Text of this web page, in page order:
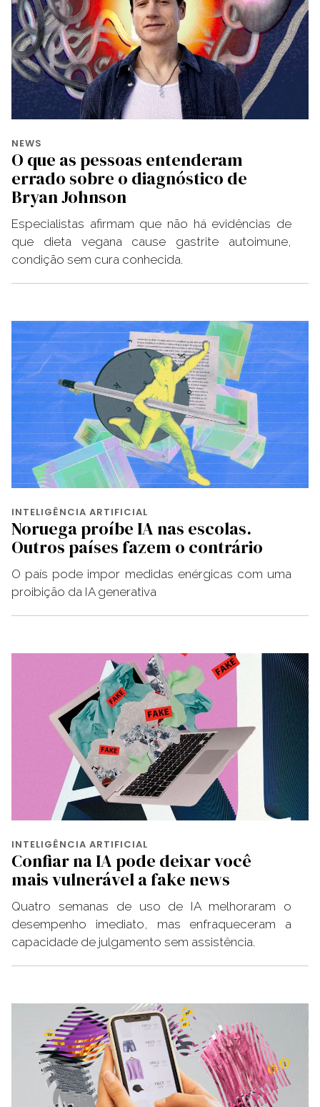
NEWS
O que as pessoas entenderam
errado sobre o diagnóstico de
Bryan Johnson
Especialistas afirmam que não há evidências de
que dieta vegana cause gastrite autoimune,
condição sem cura conhecida.
INTELIGÊNCIA ARTIFICIAL
Noruega proíbe IA nas escolas.
Outros países fazem o contrário
O país pode impor medidas enérgicas com uma
proibição da IA ​​generativa
INTELIGÊNCIA ARTIFICIAL
Confiar na IA pode deixar você
mais vulnerável a fake news
Quatro semanas de uso de IA melhoraram o
desempenho imediato, mas enfraqueceram a
capacidade de julgamento sem assistência.